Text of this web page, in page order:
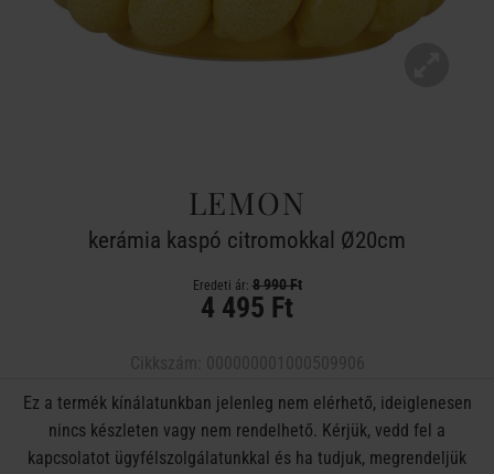
LEMON
kerámia kaspó citromokkal Ø20cm
Eredeti ár:8 990 Ft
4 495 Ft
Ez a termék kínálatunkban jelenleg nem elérhető, ideiglenesen
nincs készleten vagy nem rendelhető. Kérjük, vedd fel a
kapcsolatot ügyfélszolgálatunkkal és ha tudjuk, megrendeljük